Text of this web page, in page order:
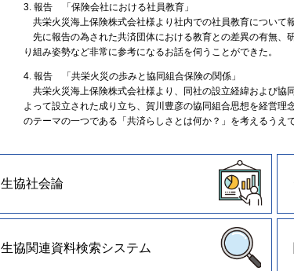
3. 報告 「保険会社における社員教育」
共栄火災海上保険株式会社様より社内での社員教育について
先に報告の為された共済団体における教育との差異の有無、
り組み姿勢など非常に参考になるお話を伺うことができた。
4. 報告 「共栄火災の歩みと協同組合保険の関係」
共栄火災海上保険株式会社様より、同社の設立経緯および
よって設立された成り立ち、賀川豊彦の協同組合思想を経営
のテーマの一つである「共済らしさとは何か？」を考えるうえ
生協社会論
生協関連資料検索システム